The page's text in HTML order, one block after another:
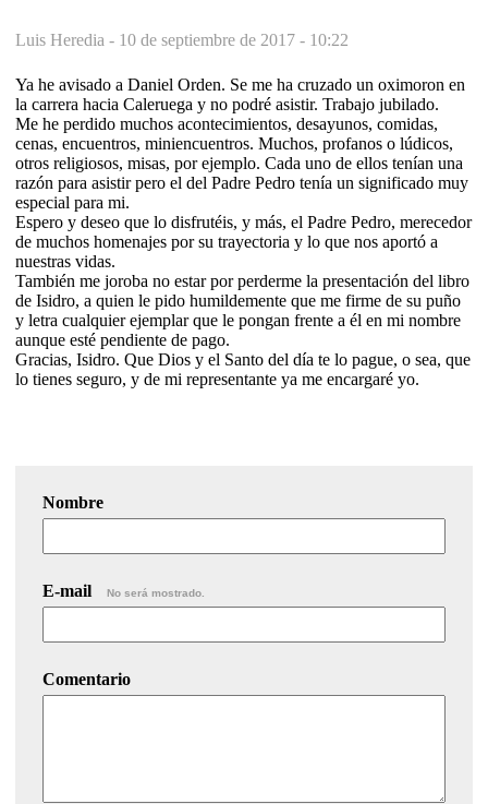
Luis Heredia - 10 de septiembre de 2017 - 10:22
Ya he avisado a Daniel Orden. Se me ha cruzado un oximoron en
la carrera hacia Caleruega y no podré asistir. Trabajo jubilado.
Me he perdido muchos acontecimientos, desayunos, comidas,
cenas, encuentros, miniencuentros. Muchos, profanos o lúdicos,
otros religiosos, misas, por ejemplo. Cada uno de ellos tenían una
razón para asistir pero el del Padre Pedro tenía un significado muy
especial para mi.
Espero y deseo que lo disfrutéis, y más, el Padre Pedro, merecedor
de muchos homenajes por su trayectoria y lo que nos aportó a
nuestras vidas.
También me joroba no estar por perderme la presentación del libro
de Isidro, a quien le pido humildemente que me firme de su puño
y letra cualquier ejemplar que le pongan frente a él en mi nombre
aunque esté pendiente de pago.
Gracias, Isidro. Que Dios y el Santo del día te lo pague, o sea, que
lo tienes seguro, y de mi representante ya me encargaré yo.
Nombre
E-mail No será mostrado.
Comentario